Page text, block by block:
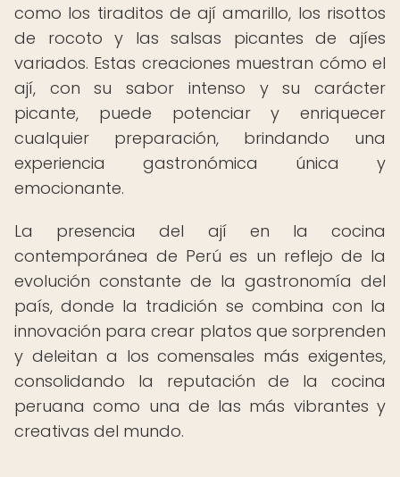
como los tiraditos de ají amarillo, los risottos
de rocoto y las salsas picantes de ajíes
variados. Estas creaciones muestran cómo el
ají, con su sabor intenso y su carácter
picante, puede potenciar y enriquecer
cualquier preparación, brindando una
experiencia gastronómica única y
emocionante.
La presencia del ají en la cocina
contemporánea de Perú es un reflejo de la
evolución constante de la gastronomía del
país, donde la tradición se combina con la
innovación para crear platos que sorprenden
y deleitan a los comensales más exigentes,
consolidando la reputación de la cocina
peruana como una de las más vibrantes y
creativas del mundo.